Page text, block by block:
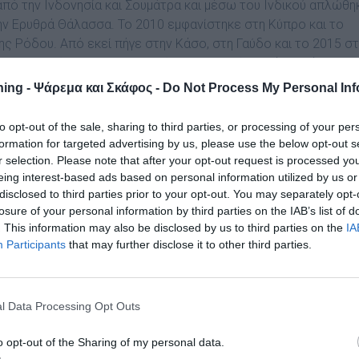
- Ψάρεμα και Σκάφος - Do Not Process My Personal
opt-out of the sale, sharing to third parties, or processing of your
for targeted advertising by us, please use the below opt-out
selection. Please note that after your opt-out request is processed
interest-based ads based on personal information utilized by us
to third parties prior to your opt-out. You may separately
of your personal information by third parties on the IAB’s list of
This information may also be disclosed by us to third parties on the
Participants that may further disclose it to other third parties.
Data Processing Opt Outs
opt-out of the Sharing of my personal data.
την Ινδονησία και Σουμάτρα και μέσω του Ινδικού
Ερυθρά Θάλασσα. Το 2010 εμφανίστηκε στη Κύπρο και το
Ρόδου. Από εκεί πήγε στην Κάσο, στη Γαύδο και το 2015
και Αιγαίο. Το 2019, εντοπίστηκε στη Σύρο, Πάρο, Νάξο, το
στην Αίγινα. Από το 2022 το βρίσκουμε και στην Χαλκιδική
αλλά η εξάπλωση του αυτή δεν είναι μεγάλο πρόβλημα
αφού τα ενδημικά είδη ψαριών δεν αναγνωρίζουν αυτόν
του. Τα «ντόπια» ψάρια δεν αναγνωρίζουν το είδος αυτό,
αποτέλεσμα αφενός τα λεοντόψαρα να μην κινδυνεύουν
μια γρήγορη εξάπλωση στην Ανατολική Μεσόγειο και
εισβολέων, που μαζί με άλλα είδη εισβολέων τα
πως έτσι ονομάζονται οι θαλάσσιοι οργανισμοί που
του Σουέζ στη Μεσόγειο όπως τα λαγοκέφαλα, οι
αναφέρονται σε 240 περίπου νέα είδη